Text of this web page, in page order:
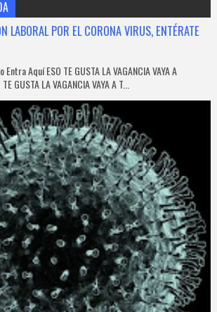
LABORAL POR EL CORONA VIRUS, ENTÉRATE
Aquí ESO TE GUSTA LA VAGANCIA VAYA A
GUSTA LA VAGANCIA VAYA A T...